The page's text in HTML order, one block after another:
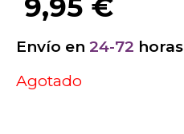
9,95 €
Envío en 24-72 horas
Agotado